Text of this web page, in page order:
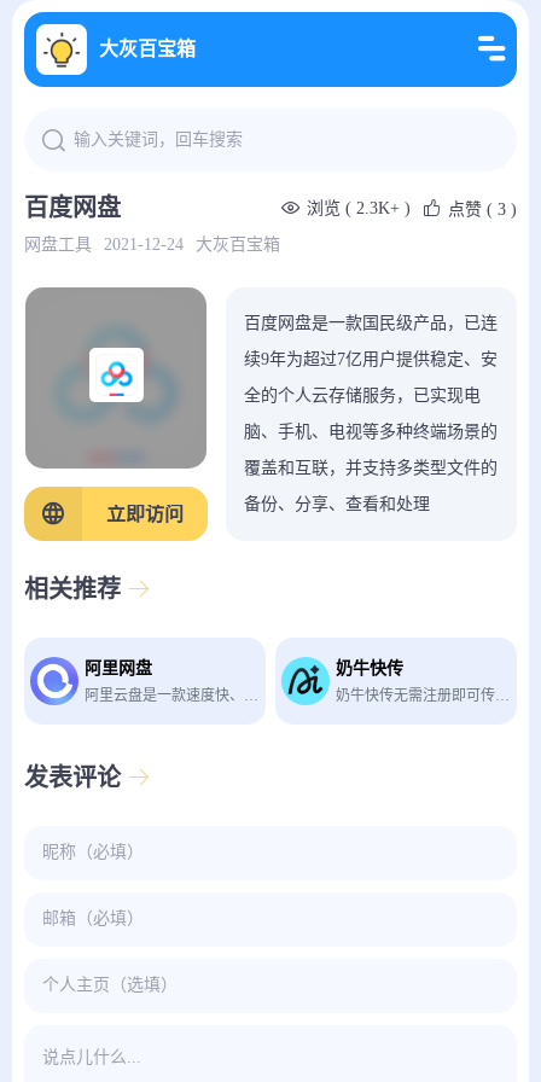
大灰百宝箱
百度网盘 浏览 ( 2.3K+ ) 点赞 ( 3 )
网盘工具
2021-12-24 大灰百宝箱
立即访问
百度网盘是一款国民级产品，已连
续9年为超过7亿用户提供稳定、安
全的个人云存储服务，已实现电
脑、手机、电视等多种终端场景的
覆盖和互联，并支持多类型文件的
备份、分享、查看和处理
相关推荐
阿里网盘
阿里云盘是一款速度快、不打扰、够安全、易于分享的网盘，你可以在这里存储、管理和探索内容，尽情打造丰富的数字世界。
奶牛快传
奶牛快传无需注册即可传输文件，适合临时传文件
发表评论